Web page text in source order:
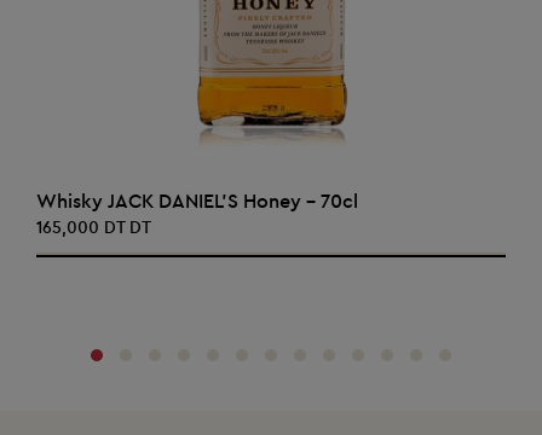
AJOUTER AU PANIER
Whisky JACK DANIEL'S Honey - 70cl
165,000 DT DT